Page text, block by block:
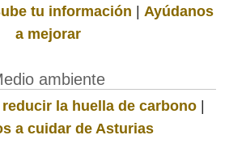
tu información | Ayúdanos
a mejorar
ambiente
la huella de carbono|
a cuidar de Asturias